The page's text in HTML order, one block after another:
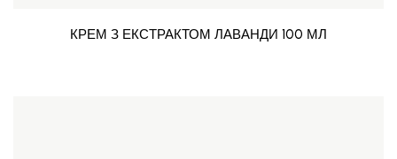
КРЕМ З ЕКСТРАКТОМ ЛАВАНДИ 100 МЛ